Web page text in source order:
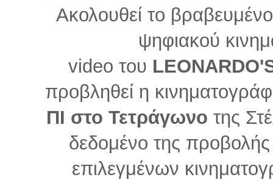
Ακολουθεί το
ψηφιακού
video του
προβληθεί η
ΠΙ στο Τετράγωνο της
δεδομένο της
επιλεγμένων